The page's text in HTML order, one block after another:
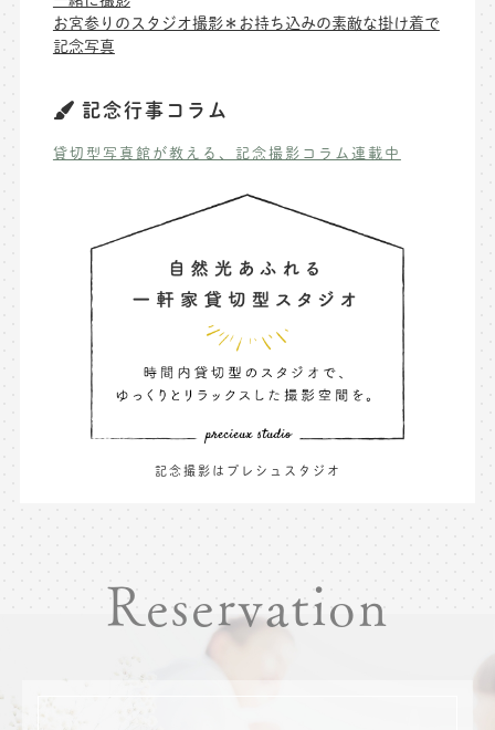
お宮参りのスタジオ撮影＊お持ち込みの素敵な掛け着で
記念写真
記念行事コラム
貸切型写真館が教える、記念撮影コラム連載中
記念撮影はプレシュスタジオ
Reservation